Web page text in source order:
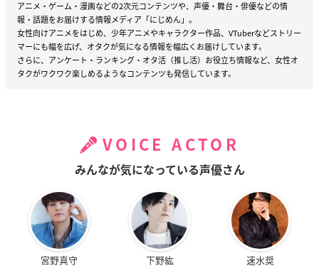
アニメ・ゲーム・漫画などの2次元コンテンツや、声優・舞台・俳優などの情
報・話題をお届けする情報メディア「にじめん」。
女性向けアニメをはじめ、少年アニメやキャラクター作品、VTuberなどストリー
マーにも幅を広げ、オタクが気になる情報を幅広くお届けしています。
さらに、アンケート・ランキング・オタ活（推し活）お役立ち情報など、女性オ
タクがワクワク楽しめるようなコンテンツも発信しています。
VOICE ACTOR
みんなが気になっている声優さん
宮野真守 下野紘 速水奨